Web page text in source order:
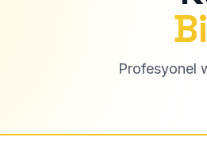
Profesyonel